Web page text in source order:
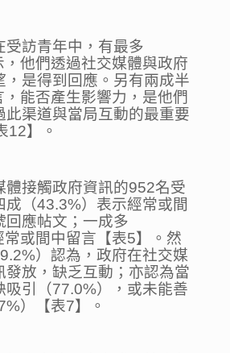
受訪青年中，有最多
，他們透過社交媒體與政府
，是得到回應。另有兩成半
，能否產生影響力，是他們
此渠道與當局互動的最重要
12】。
體接觸政府資訊的952名受
成（43.3%）表示經常或間
回應帖文；一成多
常或間中留言【表5】。然
）認為，政府在社交媒
發放，缺乏互動；亦認為當
吸引（77.0%），或未能善
）【表7】。